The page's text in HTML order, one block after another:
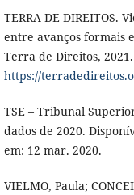
TERRA DE DIREITOS.
entre avanços formais
Terra de Direitos,
https://
TSE – Tribunal
dados de 2020.
em: 12 mar. 2020.
VIELMO, Paula;